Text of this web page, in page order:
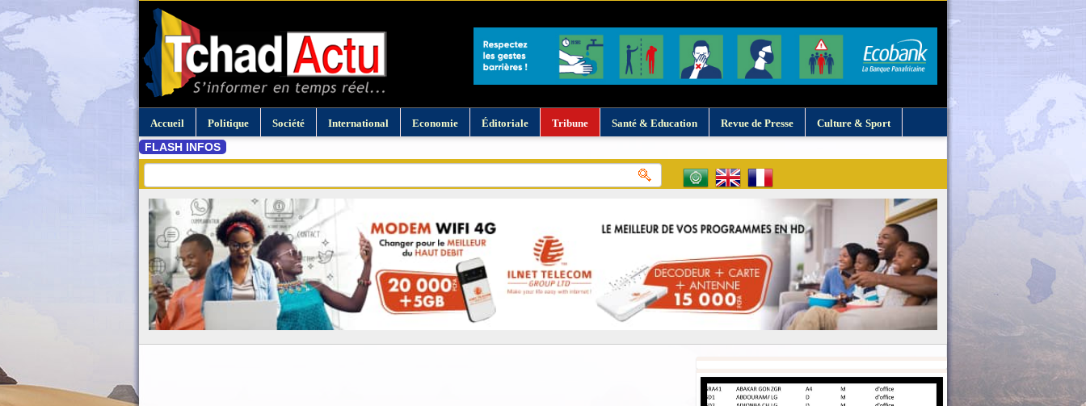
Accueil Politique Société International Economie Éditoriale Tribune Santé & Education Revue de Presse Culture & Sport
FLASH INFOS